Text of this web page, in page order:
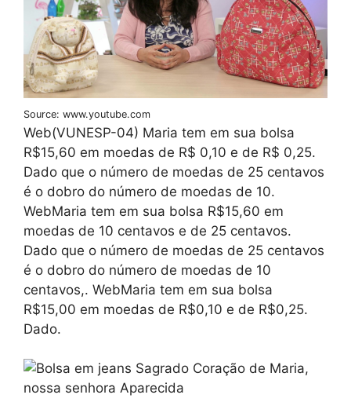
Source: www.youtube.com
Web(VUNESP-04) Maria tem em sua bolsa
R$15,60 em moedas de R$ 0,10 e de R$ 0,25.
Dado que o número de moedas de 25 centavos
é o dobro do número de moedas de 10.
WebMaria tem em sua bolsa R$15,60 em
moedas de 10 centavos e de 25 centavos.
Dado que o número de moedas de 25 centavos
é o dobro do número de moedas de 10
centavos,. WebMaria tem em sua bolsa
R$15,00 em moedas de R$0,10 e de R$0,25.
Dado.